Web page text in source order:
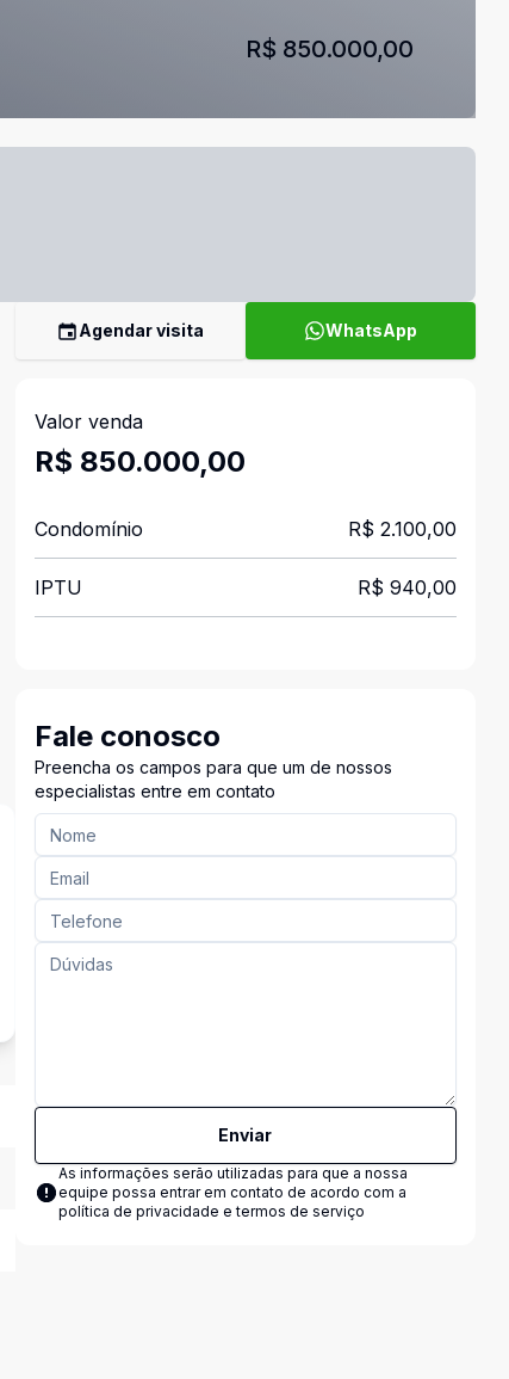
R$ 850.000,00
Agendar visita WhatsApp
Valor venda
R$ 850.000,00
Condomínio R$ 2.100,00
IPTU R$ 940,00
Fale conosco
Preencha os campos para que um de nossos
especialistas entre em contato
Enviar
As informações serão utilizadas para que a nossa
equipe possa entrar em contato de acordo com a
política de privacidade e termos de serviço